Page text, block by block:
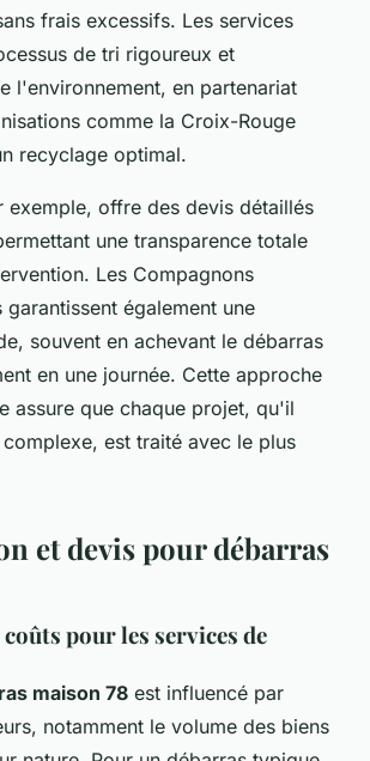
frais excessifs. Les services
de tri rigoureux et
l'environnement, en partenariat
comme la Croix-Rouge
recyclage optimal.
exemple, offre des devis détaillés
une transparence totale
Les Compagnons
garantissent également une
souvent en achevant le débarras
en une journée. Cette approche
assure que chaque projet, qu'il
est traité avec le plus
et devis pour débarras
pour les services de
maison 78 est influencé par
notamment le volume des biens